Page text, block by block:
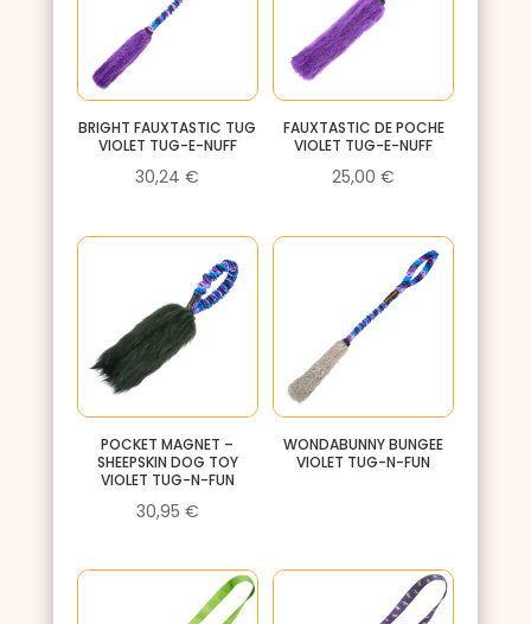
BRIGHT FAUXTASTIC TUG
VIOLET TUG-E-NUFF
30,24€
FAUXTASTIC DE POCHE
VIOLET TUG-E-NUFF
25,00€
POCKET MAGNET –
SHEEPSKIN DOG TOY
VIOLET TUG-N-FUN
30,95 €
WONDABUNNY BUNGEE
VIOLET TUG-N-FUN